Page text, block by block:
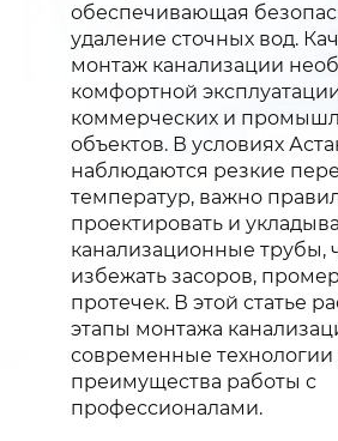
обеспечивающая
удаление сточных вод.
монтаж канализации
комфортной
коммерческих и
объектов. В условиях
наблюдаются резкие
температур, важно
проектировать и
канализационные трубы,
избежать засоров,
протечек. В этой статье
этапы монтажа
современные технологии
преимущества работы с
профессионалами.